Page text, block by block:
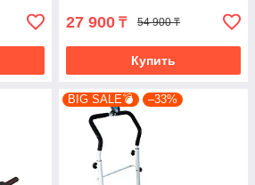
27 900 ₸ 54 900 ₸
Купить
BIG SALE💣 –33%